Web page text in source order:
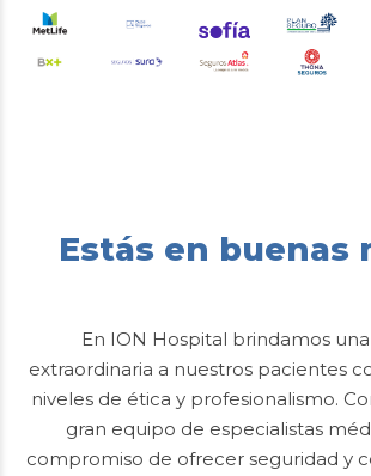
Estás en buenas
En ION Hospital brindamos
extraordinaria a nuestros pacientes
niveles de ética y profesionalismo.
gran equipo de especialistas
compromiso de ofrecer seguridad y